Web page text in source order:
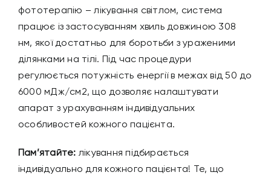
фототерапію – лікування світлом, система
працює із застосуванням хвиль довжиною 308
нм, якої достатньо для боротьби з ураженими
ділянками на тілі. Під час процедури
регулюється потужність енергії в межах від 50 до
6000 мДж/см2, що дозволяє налаштувати
апарат з урахуванням індивідуальних
особливостей кожного пацієнта.
Пам’ятайте: лікування підбирається
індивідуально для кожного пацієнта! Те, що